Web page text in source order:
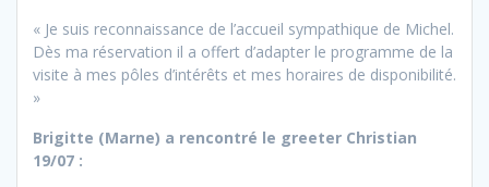
« Je suis reconnaissance de l’accueil sympathique de Michel.
Dès ma réservation il a offert d’adapter le programme de la
visite à mes pôles d’intérêts et mes horaires de disponibilité.
»
Brigitte (Marne) a rencontré le greeter Christian
19/07 :